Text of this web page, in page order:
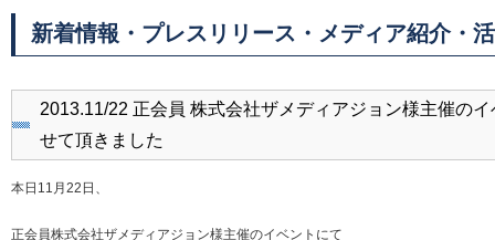
新着情報・プレスリリース・メディア紹介・
2013.11/22 正会員 株式会社ザメディアジョン様主催の
せて頂きました
本日11月22日、
正会員株式会社ザメディアジョン様主催のイベントにて